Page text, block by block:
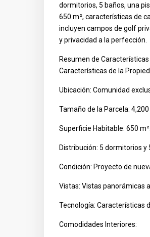
dormitorios, 5 baños, una
650 m², características de
incluyen campos de golf
y privacidad a la perfección.
Resumen de Características
Características de la
Ubicación: Comunidad
Tamaño de la Parcela: 4,200
Superficie Habitable: 650 m².
Distribución: 5 dormitorios y
Condición: Proyecto de
Vistas: Vistas panorámicas
Tecnología: Características
Comodidades Interiores: